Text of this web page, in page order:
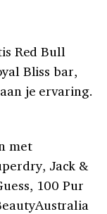
Red Bull
Bliss bar,
je ervaring.
met
Jack &
100 Pur